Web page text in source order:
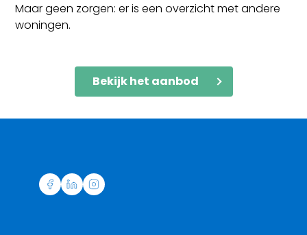
Maar geen zorgen: er is een overzicht met andere
woningen.
Bekijk het aanbod